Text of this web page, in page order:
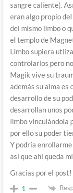
sangre caliente).
eran algo propio
del mismo limbo o
el templo de
Limbo supiera
controlarlos pero
Magik vive su
además su alma es
desarrollo de su
desarrollan unos
limbo vinculándola
por ello su poder
Y podría
así que ahí queda
Gracias por el post!
1